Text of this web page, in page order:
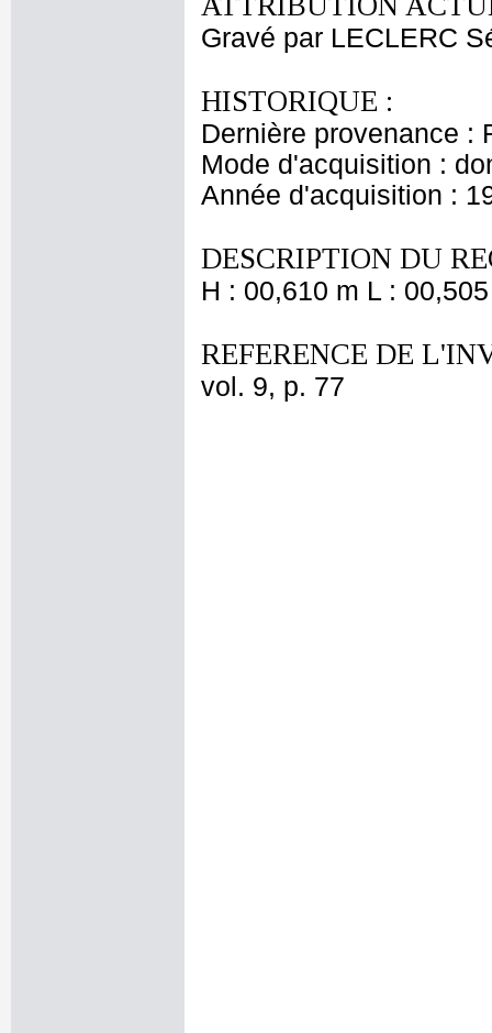
Gravé par LECLERC
HISTORIQUE :
Dernière provenance :
Mode d'acquisition :
Année d'acquisition :
DESCRIPTION DU
H : 00,610 m L :
REFERENCE DE
vol. 9, p. 77